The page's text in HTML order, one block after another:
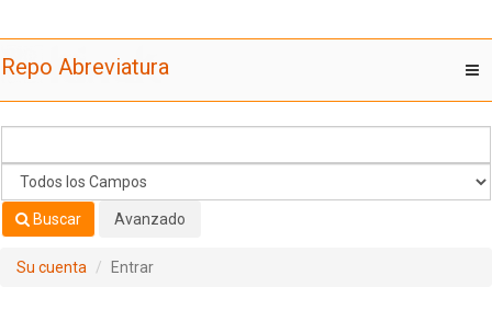
Repo Abreviatura
Buscar Avanzado
Su cuenta Entrar